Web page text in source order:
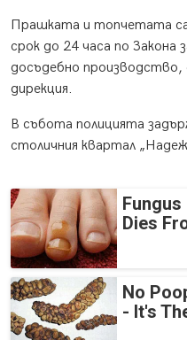
Прашката и топчетата
срок до 24 часа по Закона
досъдебно
дирекция.
В събота полицията
столичния квартал
Dies
No
- It's